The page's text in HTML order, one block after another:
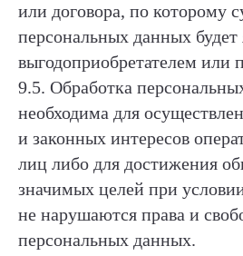
или договора, по которому
персональных данных будет
выгодоприобретателем или
9.5. Обработка
необходима для
и законных интересов
лиц либо для достижения
значимых целей при
не нарушаются права и
персональных данных.
ХОТИТЕ СТАТЬ АВТОРОМ